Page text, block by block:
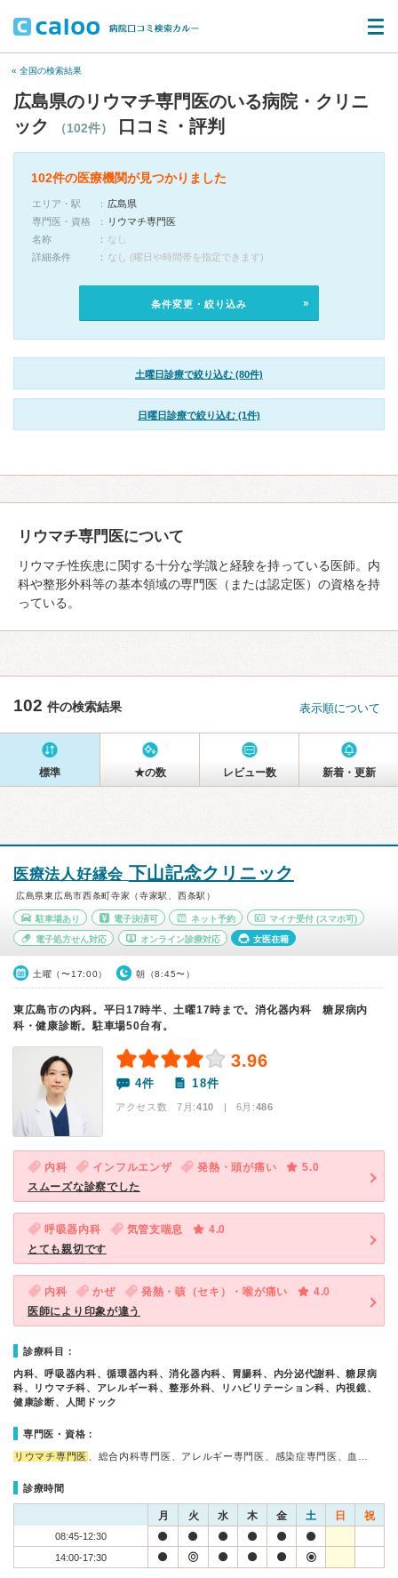
« 全国の検索結果
広島県のリウマチ専門医のいる病院・クリニ
ック
（102件） 口コミ・評判
102件の医療機関が見つかりました
エリア・駅
広島県
専門医・資格
リウマチ専門医
名称
なし
詳細条件
なし (曜日や時間帯を指定できます)
条件変更・絞り込み
土曜日診療で絞り込む (80件)
日曜日診療で絞り込む (1件)
リウマチ専門医について
リウマチ性疾患に関する十分な学識と経験を持っている医師。内
科や整形外科等の基本領域の専門医（または認定医）の資格を持
っている。
102 件の検索結果 表示順について
標準 ★の数 レビュー数 新着・更新
医療法人好縁会 下山記念クリニック
広島県東広島市西条町寺家（寺家駅、西条駅）
駐車場あり 電子決済可 ネット予約 マイナ受付 (スマホ可)
電子処方せん対応 オンライン診療対応 女医在籍
土曜（〜17:00） 朝（8:45〜）
東広島市の内科。平日17時半、土曜17時まで。消化器内科 糖尿病内
科・健康診断。駐車場50台有。
3.96
4件 18件
アクセス数 7月:410 | 6月:486
内科 インフルエンザ 発熱・頭が痛い
5.0
スムーズな診察でした
呼吸器内科 気管支喘息
4.0
とても親切です
内科 かぜ 発熱・咳（セキ）・喉が痛い
4.0
医師により印象が違う
診療科目：
内科、呼吸器内科、循環器内科、消化器内科、胃腸科、内分泌代謝科、糖尿病
科、リウマチ科、アレルギー科、整形外科、リハビリテーション科、内視鏡、
健康診断、人間ドック
専門医・資格：
リウマチ専門医 、総合内科専門医、アレルギー専門医、感染症専門医、血…
診療時間
月 火 水 木 金 土 日 祝
08:45-12:30
14:00-17:30